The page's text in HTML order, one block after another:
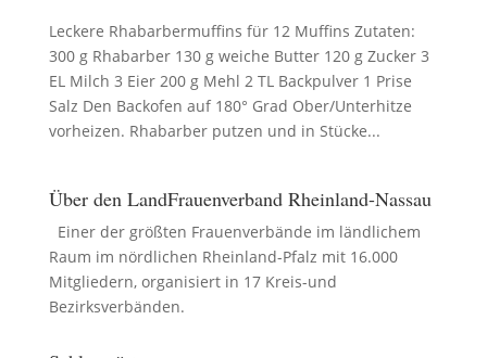
Leckere Rhabarbermuffins für 12 Muffins Zutaten:
300 g Rhabarber 130 g weiche Butter 120 g Zucker 3
EL Milch 3 Eier 200 g Mehl 2 TL Backpulver 1 Prise
Salz Den Backofen auf 180° Grad Ober/Unterhitze
vorheizen. Rhabarber putzen und in Stücke...
Über den LandFrauenverband Rheinland-Nassau
Einer der größten Frauenverbände im ländlichem
Raum im nördlichen Rheinland-Pfalz mit 16.000
Mitgliedern, organisiert in 17 Kreis-und
Bezirksverbänden.